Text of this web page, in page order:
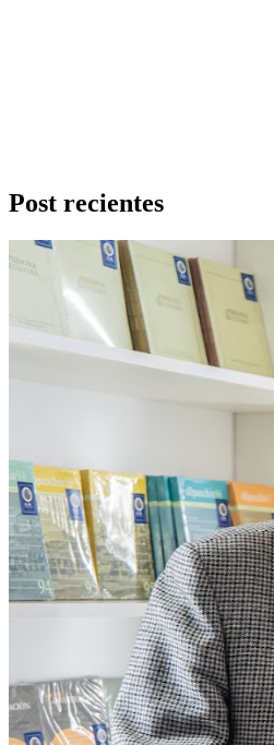
Post recientes